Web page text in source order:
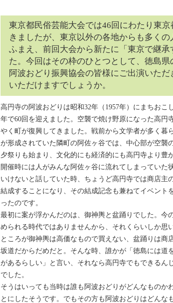
東京都民俗芸能大会では46回にわたり東
きましたが、東京以外の各地からも多く
ふまえ、前回大会から新たに「東京で継
た。今回はその枠のひとつとして、徳島
阿波おどり振興協会の皆様にご出演いた
いただけますでしょうか。
高円寺の阿波おどりは昭和32年（1957年）にまちおこ
年で60回を迎えました。空襲で焼け野原になった高円
やく町が復興してきました。戦前から文学者が多く暮
が形成されていた隣町の阿佐ヶ谷では、中心部が空襲
夕祭りも始まり、文化的にも経済的にも高円寺より豊
開催時には人がみんな阿佐ヶ谷に流れてしまっていた
いけないと話していた時、ちょうど高円寺では商店主
結成することになり、その結成記念も兼ねてイベント
ったのです。
最初に案が浮かんだのは、御神輿と盆踊りでした。今
められる時代ではありませんから、それくらいしか思
ところが御神輿は高価なもので買えない、盆踊りは商
坂道だからだめだと。そんな時、誰かが「徳島には道
があるらしい」と言い、それなら高円寺でもできるん
でした。
そうはいっても当時は誰も阿波おどりがどんなものか
とにしたそうです。でもその方も阿波おどりはどん